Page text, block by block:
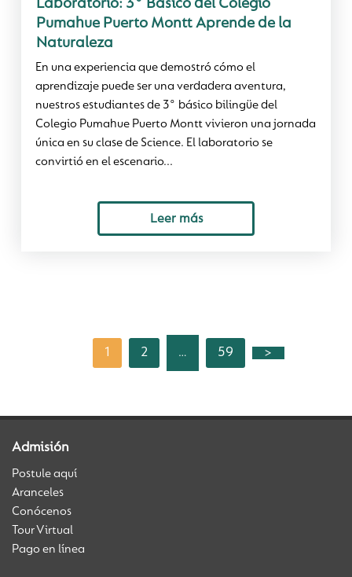
Laboratorio: 3° Básico del Colegio
Pumahue Puerto Montt Aprende de la
Naturaleza
En una experiencia que demostró cómo el
aprendizaje puede ser una verdadera aventura,
nuestros estudiantes de 3° básico bilingüe del
Colegio Pumahue Puerto Montt vivieron una jornada
única en su clase de Science. El laboratorio se
convirtió en el escenario...
Leer más
1 2 … 59 >
Admisión
Postule aquí
Aranceles
Conócenos
Tour Virtual
Pago en línea